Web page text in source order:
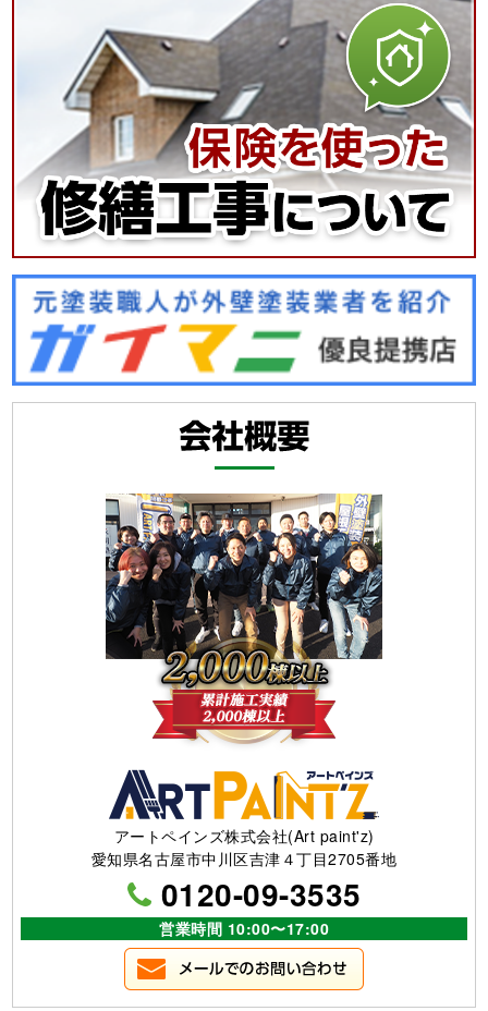
アートペインズ株式会社(Art paint'z)
愛知県名古屋市中川区吉津４丁目2705番地
0120-09-3535
営業時間 10:00〜17:00